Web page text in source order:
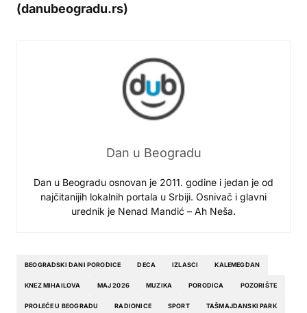
(danubeogradu.rs)
Dan u Beogradu
Dan u Beogradu osnovan je 2011. godine i jedan je od
najčitanijih lokalnih portala u Srbiji. Osnivač i glavni
urednik je Nenad Mandić – Ah Neša.
BEOGRADSKI DANI PORODICE DECA IZLASCI KALEMEGDAN
KNEZ MIHAILOVA MAJ 2026 MUZIKA PORODICA POZORIŠTE
PROLEĆE U BEOGRADU RADIONICE SPORT TAŠMAJDANSKI PARK